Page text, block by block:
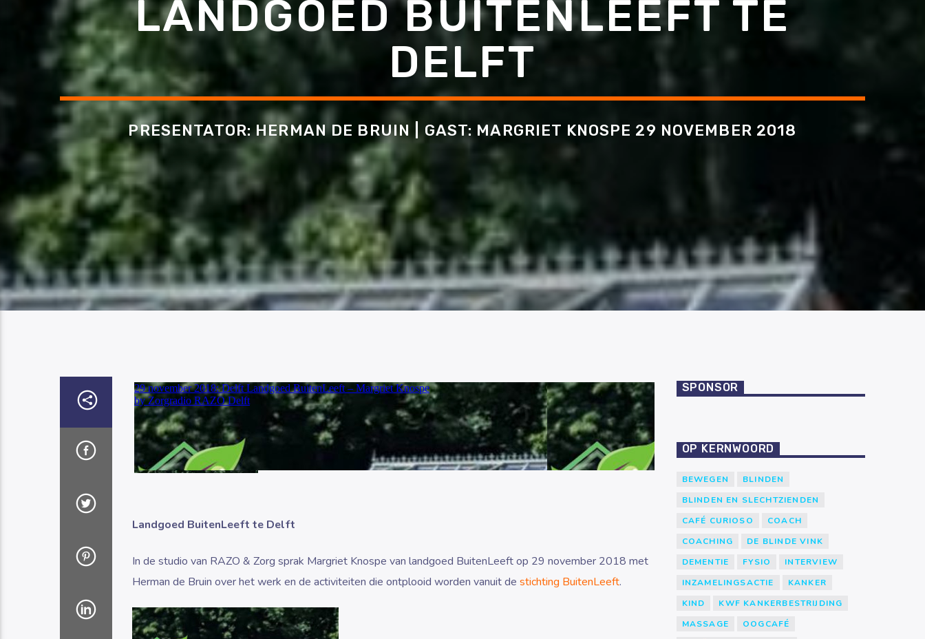
LANDGOED BUITENLEEFT TE
DELFT
PRESENTATOR: HERMAN DE BRUIN | GAST: MARGRIET KNOSPE 29 NOVEMBER 2018
Landgoed BuitenLeeft te Delft
In de studio van RAZO & Zorg sprak Margriet Knospe van landgoed BuitenLeeft op 29 november 2018 met
Herman de Bruin over het werk en de activiteiten die ontplooid worden vanuit de stichting BuitenLeeft.
SPONSOR
OP KERNWOORD
BEWEGEN
BLINDEN
BLINDEN EN SLECHTZIENDEN
CAFÉ CURIOSO
COACH
COACHING
DE BLINDE VINK
DEMENTIE
FYSIO
INTERVIEW
INZAMELINGSACTIE
KANKER
KIND
KWF KANKERBESTRIJDING
MASSAGE
OOGCAFÉ